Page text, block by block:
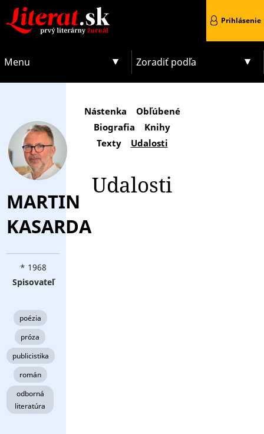
Menu Zoradiť podľa
Prihlásenie
MARTIN
KASARDA
* 1968
Spisovateľ
poézia
próza
publicistika
román
odborná
literatúra
Nástenka
Obľúbené
Biografia
Knihy
Texty
Udalosti
Udalosti